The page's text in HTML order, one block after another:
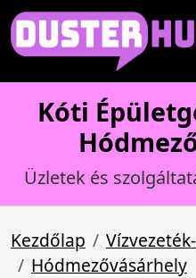
Kóti
Üzletek és
Kezdőlap
Hódmezővásárhely